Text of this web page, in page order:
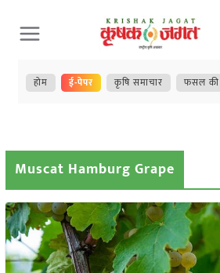
Skip
to
content
होम ई-पेपर कृषि समाचार फसल की
Muscat Hamburg Grape